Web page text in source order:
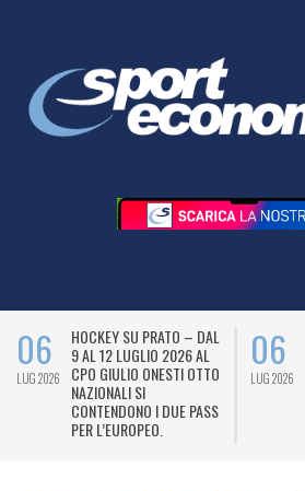
06
LUG 2026
HOCKEY SU PRATO – DAL
9 AL 12 LUGLIO 2026 AL
CPO GIULIO ONESTI OTTO
NAZIONALI SI
CONTENDONO I DUE PASS
PER L’EUROPEO.
06
LUG 2026